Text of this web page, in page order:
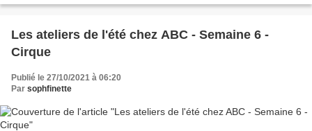
Les ateliers de l'été chez ABC - Semaine 6 -
Cirque
Publié le 27/10/2021 à 06:20
Par sophfinette